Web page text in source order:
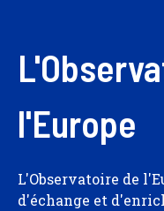
l'Europe
L'Observatoire de
d'échange et